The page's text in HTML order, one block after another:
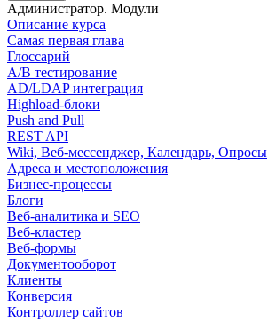
Администратор. Модули
Описание курса
Самая первая глава
Глоссарий
A/B тестирование
AD/LDAP интеграция
Highload-блоки
Push and Pull
REST API
Wiki, Веб-мессенджер, Календарь, Опросы
Адреса и местоположения
Бизнес-процессы
Блоги
Веб-аналитика и SEO
Веб-кластер
Веб-формы
Документооборот
Клиенты
Конверсия
Контроллер сайтов